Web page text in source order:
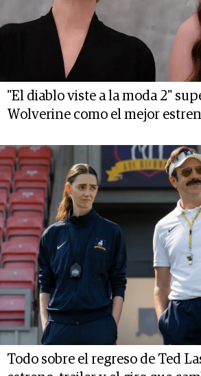
"El diablo viste a la moda 2"
Wolverine como el mejor
Todo sobre el regreso de Ted